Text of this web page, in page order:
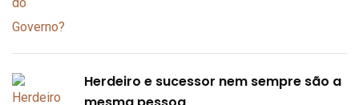
Herdeiro e sucessor nem sempre são a